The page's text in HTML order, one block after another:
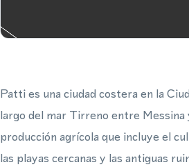
Patti es una ciudad costera en la
largo del mar Tirreno entre Messina
producción agrícola que incluye el
las playas cercanas y las antiguas